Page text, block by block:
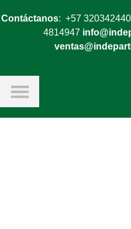
Contáctanos: +57
4814947